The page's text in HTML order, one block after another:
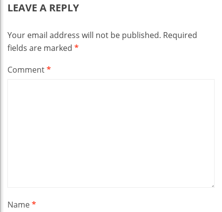
LEAVE A REPLY
Your email address will not be published. Required
fields are marked *
Comment*
Name*